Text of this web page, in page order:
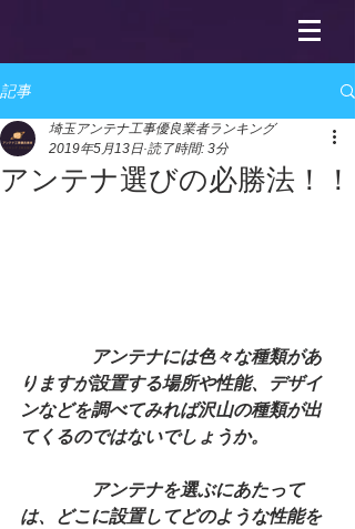
記事
アンテナ選びの必勝法！！
埼玉アンテナ工事優良業者ランキング
2019年5月13日 読了時間: 3分
アンテナには色々な種類があ
りますが設置する場所や性能、デザイ
ンなどを調べてみれば沢山の種類が出
てくるのではないでしょうか。
アンテナを選ぶにあたって
は、どこに設置してどのような性能を